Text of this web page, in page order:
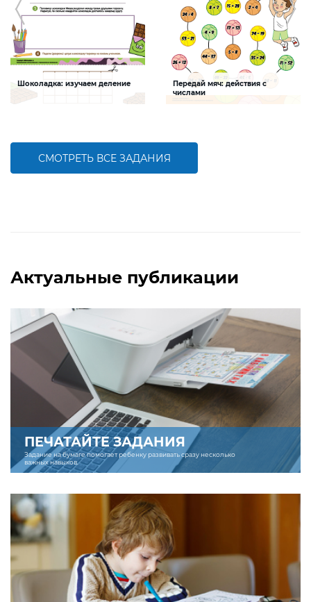
Шоколадка: изучаем деление
Передай мяч: действия с
числами
СМОТРЕТЬ ВСЕ ЗАДАНИЯ
Актуальные публикации
ПЕЧАТАЙТЕ ЗАДАНИЯ
Задание на бумаге помогает ребенку развивать сразу несколько
важных навыков.